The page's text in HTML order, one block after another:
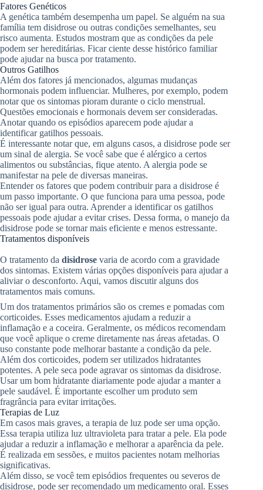
Fatores Genéticos
A genética também desempenha um papel. Se alguém na sua
família tem disidrose ou outras condições semelhantes, seu
risco aumenta. Estudos mostram que as condições da pele
podem ser hereditárias. Ficar ciente desse histórico familiar
pode ajudar na busca por tratamento.
Outros Gatilhos
Além dos fatores já mencionados, algumas mudanças
hormonais podem influenciar. Mulheres, por exemplo, podem
notar que os sintomas pioram durante o ciclo menstrual.
Questões emocionais e hormonais devem ser consideradas.
Anotar quando os episódios aparecem pode ajudar a
identificar gatilhos pessoais.
É interessante notar que, em alguns casos, a disidrose pode ser
um sinal de alergia. Se você sabe que é alérgico a certos
alimentos ou substâncias, fique atento. A alergia pode se
manifestar na pele de diversas maneiras.
Entender os fatores que podem contribuir para a disidrose é
um passo importante. O que funciona para uma pessoa, pode
não ser igual para outra. Aprender a identificar os gatilhos
pessoais pode ajudar a evitar crises. Dessa forma, o manejo da
disidrose pode se tornar mais eficiente e menos estressante.
Tratamentos disponíveis
O tratamento da disidrose varia de acordo com a gravidade
dos sintomas. Existem várias opções disponíveis para ajudar a
aliviar o desconforto. Aqui, vamos discutir alguns dos
tratamentos mais comuns.
Um dos tratamentos primários são os cremes e pomadas com
corticoides. Esses medicamentos ajudam a reduzir a
inflamação e a coceira. Geralmente, os médicos recomendam
que você aplique o creme diretamente nas áreas afetadas. O
uso constante pode melhorar bastante a condição da pele.
Além dos corticoides, podem ser utilizados hidratantes
potentes. A pele seca pode agravar os sintomas da disidrose.
Usar um bom hidratante diariamente pode ajudar a manter a
pele saudável. É importante escolher um produto sem
fragrância para evitar irritações.
Terapias de Luz
Em casos mais graves, a terapia de luz pode ser uma opção.
Essa terapia utiliza luz ultravioleta para tratar a pele. Ela pode
ajudar a reduzir a inflamação e melhorar a aparência da pele.
É realizada em sessões, e muitos pacientes notam melhorias
significativas.
Além disso, se você tem episódios frequentes ou severos de
disidrose, pode ser recomendado um medicamento oral. Esses